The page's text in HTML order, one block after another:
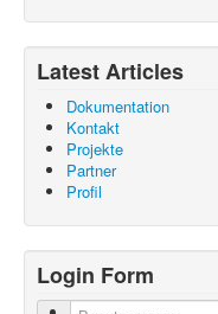
Latest Articles
Dokumentation
Kontakt
Projekte
Partner
Profil
Login Form